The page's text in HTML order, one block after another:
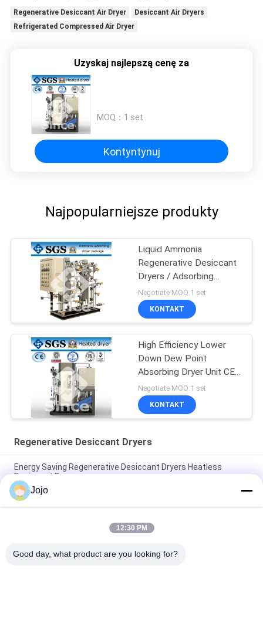
Regenerative Desiccant Air Dryer
Desiccant Air Dryers
Refrigerated Compressed Air Dryer
Uzyskaj najlepszą cenę za
MOQ： 1 set
Kontyntynuj
Najpopularniejsze produkty
Liquid Ammonia
Regenerative Desiccant
Dryers / Adsorbing
Desiccant Dryers
Negotiate MOQ:1 set
KONTAKT
High Efficiency Lower
Down Dew Point
Absorbing Dryer Unit CE /
BV / Approved
Negotiate MOQ:1 set
KONTAKT
Regenerative Desiccant Dryers
Energy Saving Regenerative Desiccant Dryers Heatless
Desiccant Dryers
Heated Regenerative Desiccant Dryers / Carbon Steel
Desiccant Air Dryers
Heatless Regenerative Desiccant Dryers System 5-
Jojo
12:30 PM
Good day, what product are you looking for?